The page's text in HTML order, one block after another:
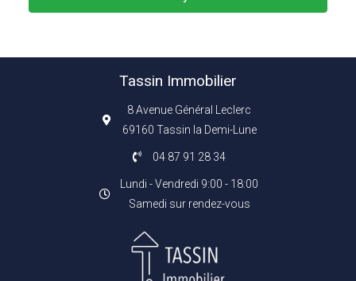
Tassin Immobilier
8 Avenue Général Leclerc
69160 Tassin la Demi-Lune
04 87 91 28 34
Lundi - Vendredi 9:00 - 18:00
Samedi sur rendez-vous